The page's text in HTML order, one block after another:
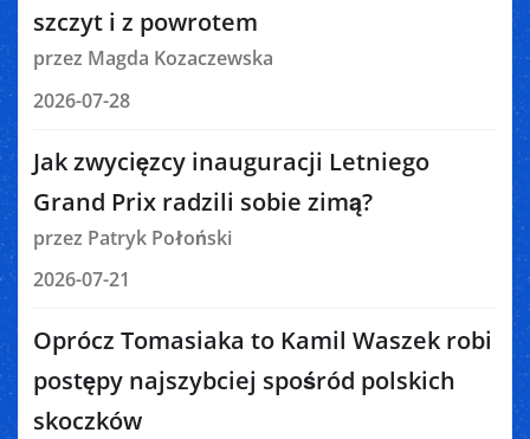
szczyt i z powrotem
przez Magda Kozaczewska
2026-07-28
Jak zwycięzcy inauguracji Letniego
Grand Prix radzili sobie zimą?
przez Patryk Połoński
2026-07-21
Oprócz Tomasiaka to Kamil Waszek robi
postępy najszybciej spośród polskich
skoczków